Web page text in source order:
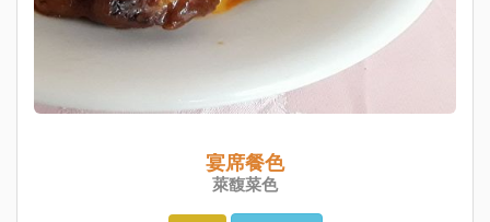
宴席餐色
萊馥菜色